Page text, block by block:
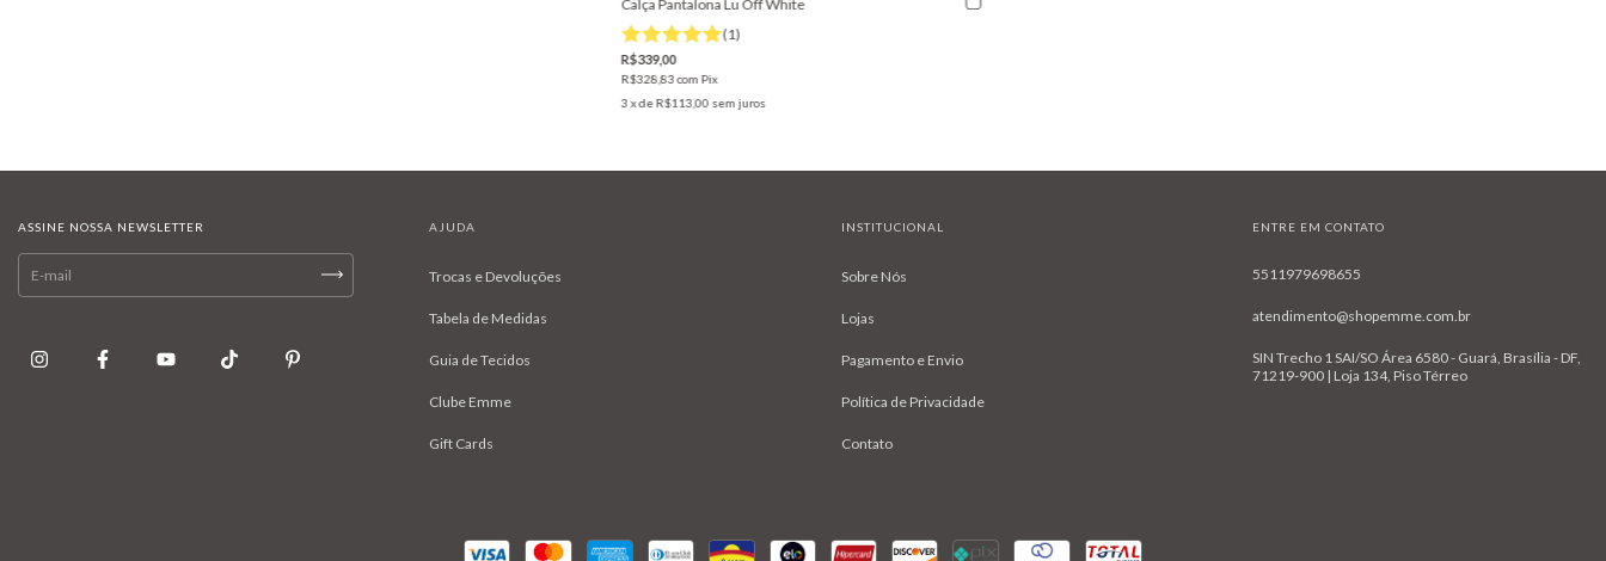
Calça Pantalona Lu Off White
(1)
R$339,00
R$328,83com Pix
3 x deR$113,00 sem juros
ASSINE NOSSA NEWSLETTER AJUDA
Trocas e Devoluções
Tabela de Medidas
Guia de Tecidos
Clube Emme
Gift Cards
INSTITUCIONAL
Sobre Nós
Lojas
Pagamento e Envio
Política de Privacidade
Contato
ENTRE EM CONTATO
5511979698655
atendimento@shopemme.com.br
SIN Trecho 1 SAI/SO Área 6580 - Guará, Brasília - DF,
71219-900 | Loja 134, Piso Térreo